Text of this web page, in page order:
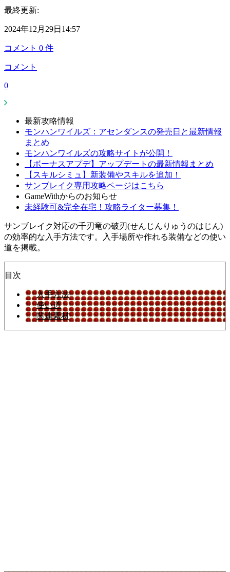
最終更新:
2024年12月29日14:57
コメント 0 件
コメント
0
最新攻略情報
モンハンワイルズ：アセンダンスの発売日と最新情報
まとめ
モンハンワイルズの攻略サイトが公開！
【ボーナスアプデ】アップデートの最新情報まとめ
【スキルシミュ】新装備やスキルを追加！
サンブレイク専用攻略ページはこちら
GameWithからのお知らせ
未経験可&完全在宅！攻略ライター募集！
サンブレイク対応の千刃竜の破刃(せんじんりゅうのはじん)
の効率的な入手方法です。入手場所や作れる装備などの使い
道を掲載。
目次
入手方法
使い道
関連素材